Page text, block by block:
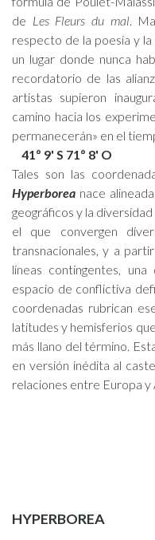
de Les Fleurs du mal.
respecto de la poesía y
un lugar donde nunca
recordatorio de las
artistas supieron
camino hacia los
permanecerán» en el
41º 9' S 71º 8' O
Tales son las
Hyperborea nace
geográficos y la
el que convergen
transnacionales, y a
líneas contingentes,
espacio de conflictiva
coordenadas rubrican
latitudes y hemisferios
más llano del término.
en versión inédita al
relaciones entre Europa y
HYPERBOREA